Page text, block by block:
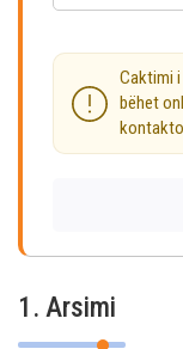
Caktimi
bëhet
1. Arsimi